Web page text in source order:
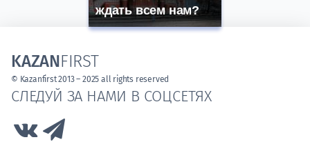
ждать всем нам?
СЛЕДУЙ ЗА НАМИ В СОЦСЕТЯХ
Link to Vk
KAZANFIRST
© Kazanfirst 2013 – 2025 all rights reserved